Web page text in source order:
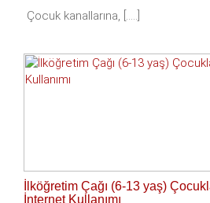
Çocuk kanallarına, [.....]
İlköğretim Çağı (6-13 yaş)
İnternet Kullanımı